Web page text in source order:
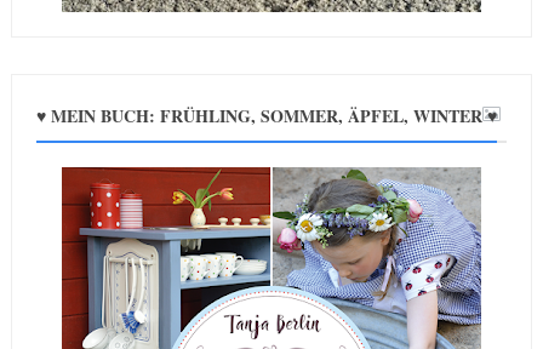
♥ MEIN BUCH: FRÜHLING, SOMMER, ÄPFEL, WINTER ♥